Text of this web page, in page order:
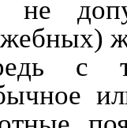
не
с